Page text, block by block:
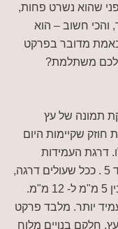
שהוא נשרט פחות,
והכי חשוב – הוא
מדובר בפרקט
משתלמת?
תמונה של עץ
חוזק שקיימות היום
דרגת העמידות
נקראת-AC, והיא מתחילה ב- 3 ומגיעה עד 5 . ככל שעולים דרגה,
ככה הפרקט עמיד יותר. עובי הפרקט נע בין 5 מ"מ ל- 12 מ"מ.
יותר. מלבד פרקט
חלקם בנויים מלוח